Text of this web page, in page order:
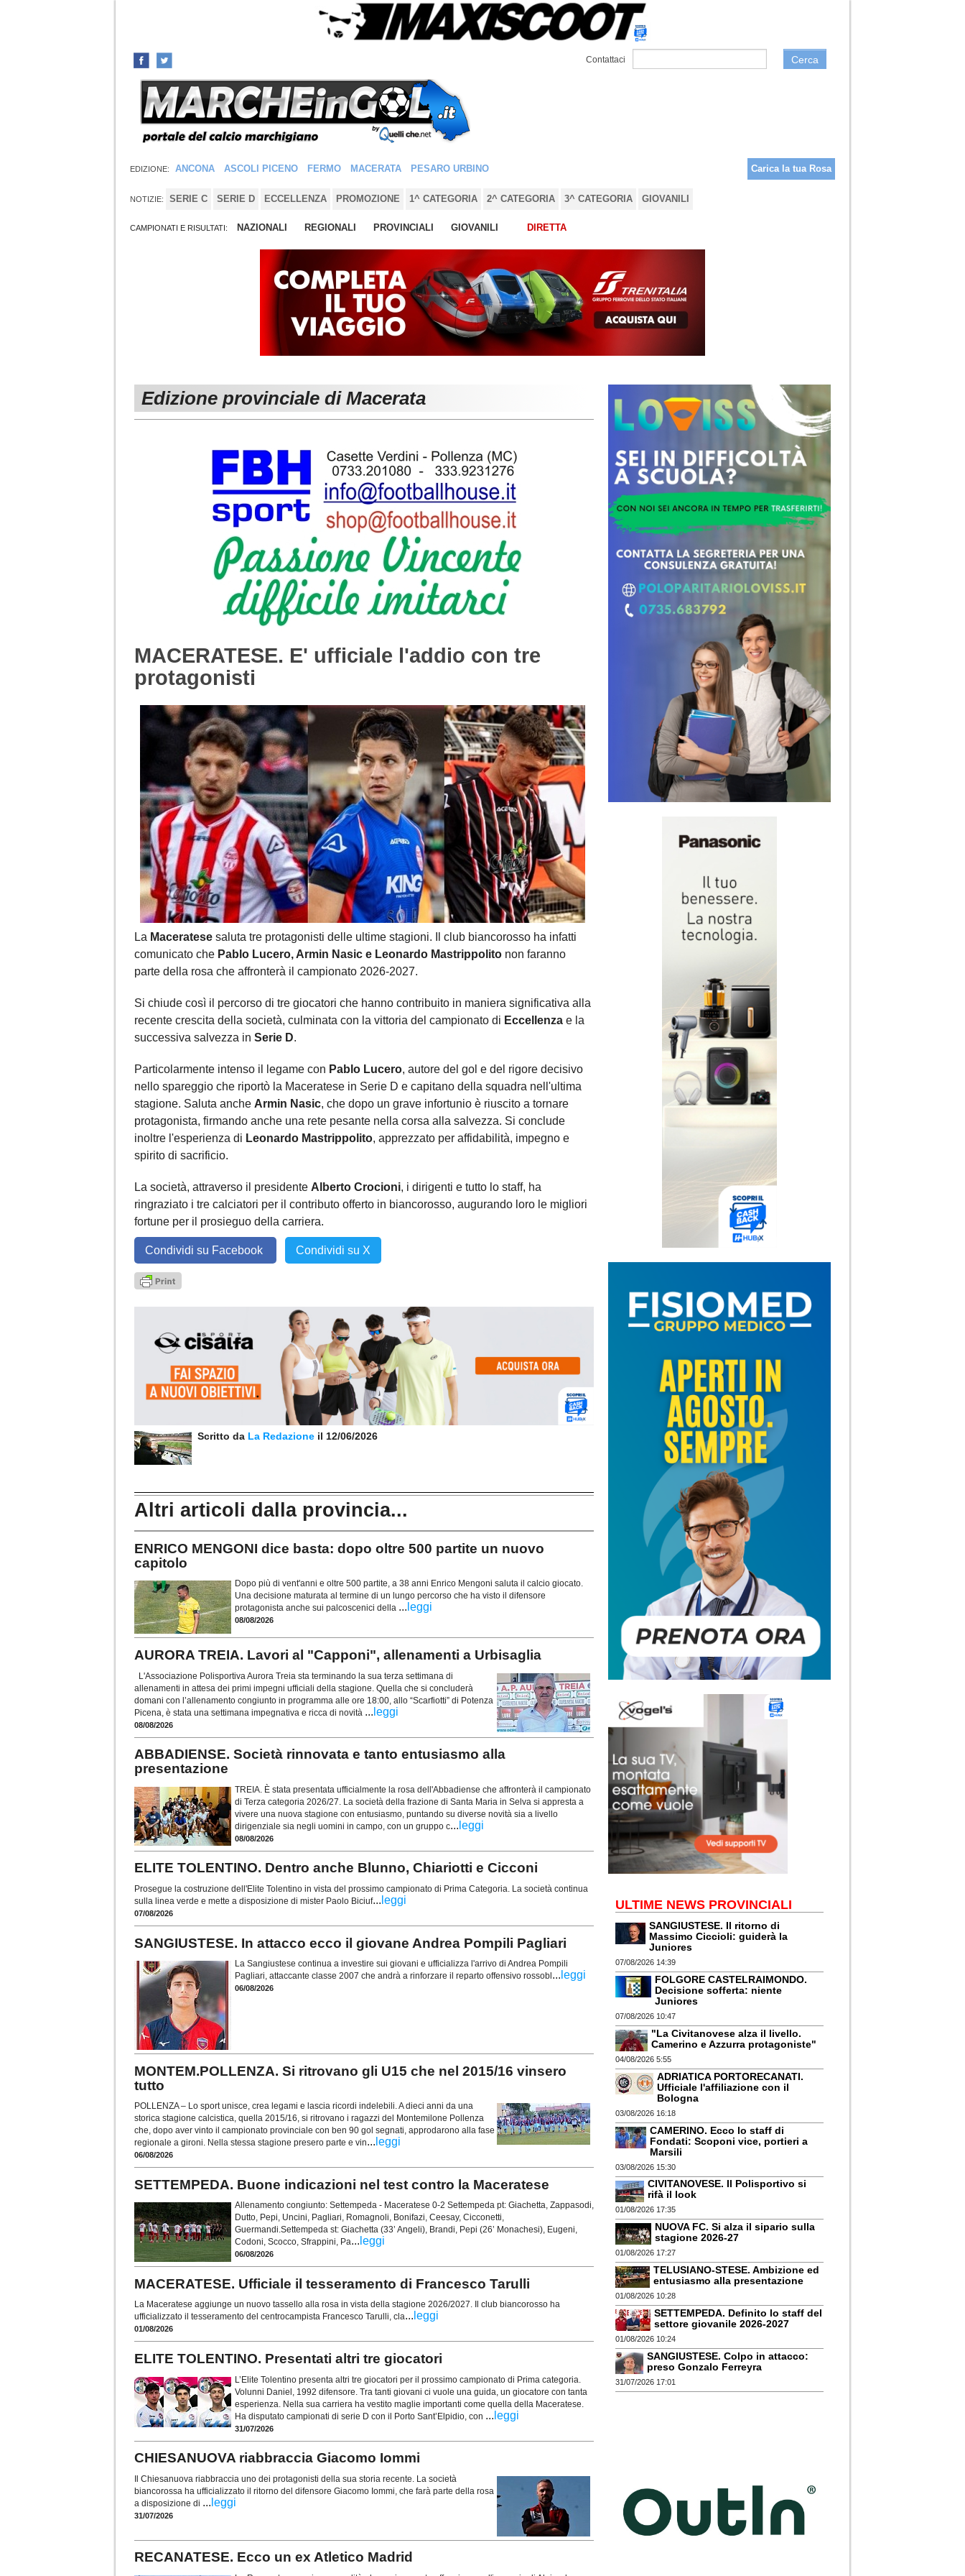
Contattaci Cerca
EDIZIONE: ANCONA ASCOLI PICENO FERMO MACERATA PESARO URBINO Carica la tua Rosa
NOTIZIE: SERIE C SERIE D ECCELLENZA PROMOZIONE 1^ CATEGORIA 2^ CATEGORIA 3^ CATEGORIA GIOVANILI
CAMPIONATI E RISULTATI: NAZIONALI REGIONALI PROVINCIALI GIOVANILI DIRETTA
Edizione provinciale di Macerata
MACERATESE. E' ufficiale l'addio con tre
protagonisti
La Maceratese saluta tre protagonisti delle ultime stagioni. Il club biancorosso ha infatti
comunicato che Pablo Lucero, Armin Nasic e Leonardo Mastrippolito non faranno
parte della rosa che affronterà il campionato 2026-2027.
Si chiude così il percorso di tre giocatori che hanno contribuito in maniera significativa alla
recente crescita della società, culminata con la vittoria del campionato di Eccellenza e la
successiva salvezza in Serie D.
Particolarmente intenso il legame con Pablo Lucero, autore del gol e del rigore decisivo
nello spareggio che riportò la Maceratese in Serie D e capitano della squadra nell'ultima
stagione. Saluta anche Armin Nasic, che dopo un grave infortunio è riuscito a tornare
protagonista, firmando anche una rete pesante nella corsa alla salvezza. Si conclude
inoltre l'esperienza di Leonardo Mastrippolito, apprezzato per affidabilità, impegno e
spirito di sacrificio.
La società, attraverso il presidente Alberto Crocioni, i dirigenti e tutto lo staff, ha
ringraziato i tre calciatori per il contributo offerto in biancorosso, augurando loro le migliori
fortune per il prosieguo della carriera.
Condividi su Facebook Condividi su X
Scritto da La Redazione il 12/06/2026
Altri articoli dalla provincia...
ENRICO MENGONI dice basta: dopo oltre 500 partite un nuovo
capitolo
Dopo più di vent'anni e oltre 500 partite, a 38 anni Enrico Mengoni saluta il calcio giocato.
Una decisione maturata al termine di un lungo percorso che ha visto il difensore
protagonista anche sui palcoscenici della ... leggi
08/08/2026
AURORA TREIA. Lavori al "Capponi", allenamenti a Urbisaglia
L'Associazione Polisportiva Aurora Treia sta terminando la sua terza settimana di
allenamenti in attesa dei primi impegni ufficiali della stagione. Quella che si concluderà
domani con l’allenamento congiunto in programma alle ore 18:00, allo “Scarfiotti” di Potenza
Picena, è stata una settimana impegnativa e ricca di novità ... leggi
08/08/2026
ABBADIENSE. Società rinnovata e tanto entusiasmo alla
presentazione
TREIA. È stata presentata ufficialmente la rosa dell'Abbadiense che affronterà il campionato
di Terza categoria 2026/27. La società della frazione di Santa Maria in Selva si appresta a
vivere una nuova stagione con entusiasmo, puntando su diverse novità sia a livello
dirigenziale sia negli uomini in campo, con un gruppo c... leggi
08/08/2026
ELITE TOLENTINO. Dentro anche Blunno, Chiariotti e Cicconi
Prosegue la costruzione dell'Elite Tolentino in vista del prossimo campionato di Prima Categoria. La società continua
sulla linea verde e mette a disposizione di mister Paolo Biciuf... leggi
07/08/2026
SANGIUSTESE. In attacco ecco il giovane Andrea Pompili Pagliari
La Sangiustese continua a investire sui giovani e ufficializza l'arrivo di Andrea Pompili
Pagliari, attaccante classe 2007 che andrà a rinforzare il reparto offensivo rossobl ... leggi
06/08/2026
MONTEM.POLLENZA. Si ritrovano gli U15 che nel 2015/16 vinsero
tutto
POLLENZA – Lo sport unisce, crea legami e lascia ricordi indelebili. A dieci anni da una
storica stagione calcistica, quella 2015/16, si ritrovano i ragazzi del Montemilone Pollenza
che, dopo aver vinto il campionato provinciale con ben 90 gol segnati, approdarono alla fase
regionale a gironi. Nella stessa stagione presero parte e vin... leggi
06/08/2026
SETTEMPEDA. Buone indicazioni nel test contro la Maceratese
Allenamento congiunto: Settempeda - Maceratese 0-2 Settempeda pt: Giachetta, Zappasodi,
Dutto, Pepi, Uncini, Pagliari, Romagnoli, Bonifazi, Ceesay, Cicconetti,
Guermandi.Settempeda st: Giachetta (33’ Angeli), Brandi, Pepi (26’ Monachesi), Eugeni,
Codoni, Scocco, Sfrappini, Pa... leggi
06/08/2026
MACERATESE. Ufficiale il tesseramento di Francesco Tarulli
La Maceratese aggiunge un nuovo tassello alla rosa in vista della stagione 2026/2027. Il club biancorosso ha
ufficializzato il tesseramento del centrocampista Francesco Tarulli, cla... leggi
01/08/2026
ELITE TOLENTINO. Presentati altri tre giocatori
L’Elite Tolentino presenta altri tre giocatori per il prossimo campionato di Prima categoria.
Volunni Daniel, 1992 difensore. Tra tanti giovani ci vuole una guida, un giocatore con tanta
esperienza. Nella sua carriera ha vestito maglie importanti come quella della Maceratese.
Ha disputato campionati di serie D con il Porto Sant’Elpidio, con ... leggi
31/07/2026
CHIESANUOVA riabbraccia Giacomo Iommi
Il Chiesanuova riabbraccia uno dei protagonisti della sua storia recente. La società
biancorossa ha ufficializzato il ritorno del difensore Giacomo Iommi, che farà parte della rosa
a disposizione di ... leggi
31/07/2026
RECANATESE. Ecco un ex Atletico Madrid
ULTIME NEWS PROVINCIALI
SANGIUSTESE. Il ritorno di
Massimo Ciccioli: guiderà la
Juniores
07/08/2026 14:39
FOLGORE CASTELRAIMONDO.
Decisione sofferta: niente
Juniores
07/08/2026 10:47
"La Civitanovese alza il livello.
Camerino e Azzurra protagoniste"
04/08/2026 5:55
ADRIATICA PORTORECANATI.
Ufficiale l'affiliazione con il
Bologna
03/08/2026 16:18
CAMERINO. Ecco lo staff di
Fondati: Scoponi vice, portieri a
Marsili
03/08/2026 15:30
CIVITANOVESE. Il Polisportivo si
rifà il look
01/08/2026 17:35
NUOVA FC. Si alza il sipario sulla
stagione 2026-27
01/08/2026 17:27
TELUSIANO-STESE. Ambizione ed
entusiasmo alla presentazione
01/08/2026 10:28
SETTEMPEDA. Definito lo staff del
settore giovanile 2026-2027
01/08/2026 10:24
SANGIUSTESE. Colpo in attacco:
preso Gonzalo Ferreyra
31/07/2026 17:01